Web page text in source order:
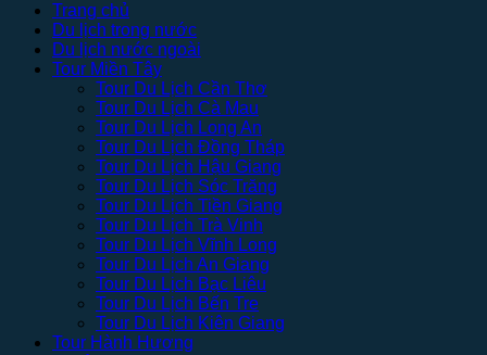
Trang chủ
Du lịch trong nước
Du lịch nước ngoài
Tour Miền Tây
Tour Du Lịch Cần Thơ
Tour Du Lịch Cà Mau
Tour Du Lịch Long An
Tour Du Lịch Đồng Tháp
Tour Du Lịch Hậu Giang
Tour Du Lịch Sóc Trăng
Tour Du Lịch Tiền Giang
Tour Du Lịch Trà Vinh
Tour Du Lịch Vĩnh Long
Tour Du Lịch An Giang
Tour Du Lịch Bạc Liêu
Tour Du Lịch Bến Tre
Tour Du Lịch Kiên Giang
Tour Hành Hương